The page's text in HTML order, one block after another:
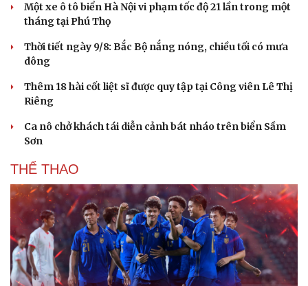
Một xe ô tô biển Hà Nội vi phạm tốc độ 21 lần trong một
tháng tại Phú Thọ
Thời tiết ngày 9/8: Bắc Bộ nắng nóng, chiều tối có mưa
dông
Thêm 18 hài cốt liệt sĩ được quy tập tại Công viên Lê Thị
Riêng
Ca nô chở khách tái diễn cảnh bát nháo trên biển Sầm
Sơn
THỂ THAO